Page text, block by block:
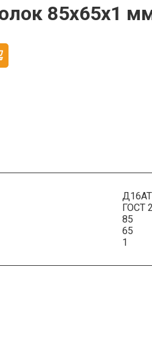
85x65x1
Д16АТ
ГОСТ
85
65
1
для вас способом. Есть как
для вас способом. В
компаниями, автомобилями, по